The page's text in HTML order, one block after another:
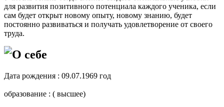
для развития позитивного потенциала каждого ученика, если
сам будет открыт новому опыту, новому знанию, будет
постоянно развиваться и получать удовлетворение от своего
труда.
О себе
Дата рождения : 09.07.1969 год
образование : ( высшее)